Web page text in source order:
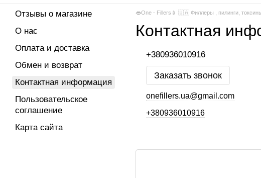
👄One - Fillers💉 🇺🇦 Филлеры , пилинги,
Контактная
+380936010916
Заказать звонок
onefillers.ua@gmail.com
+380936010916
Отзывы о магазине
О нас
Оплата и доставка
Обмен и возврат
Контактная информация
Пользовательское
соглашение
Карта сайта